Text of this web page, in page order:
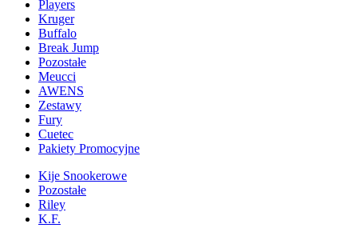
Players
Kruger
Buffalo
Break Jump
Pozostałe
Meucci
AWENS
Zestawy
Fury
Cuetec
Pakiety Promocyjne
Kije Snookerowe
Pozostałe
Riley
K.F.